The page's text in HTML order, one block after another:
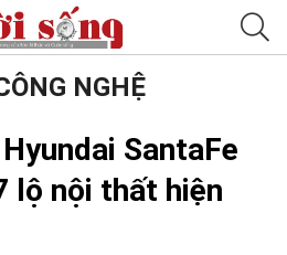
NGHỆ
SantaFe
lộ nội thất hiện